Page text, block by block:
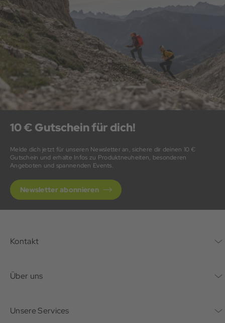
10 € Gutschein für dich!
Melde dich jetzt für unseren Newsletter an, sichere dir deinen 10 €
Gutschein und erhalte Infos zu Produktneuheiten, besonderen
Angeboten und spannenden Events.
Newsletter abonnieren
Kontakt
Über uns
Unsere Services